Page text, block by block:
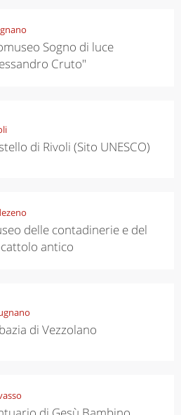
Sogno di luce
Cruto"
di Rivoli (Sito UNESCO)
delle contadinerie e del
antico
di Vezzolano